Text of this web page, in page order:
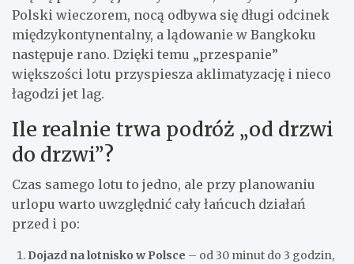
Polski wieczorem, nocą odbywa się długi odcinek
międzykontynentalny, a lądowanie w Bangkoku
następuje rano. Dzięki temu „przespanie”
większości lotu przyspiesza aklimatyzację i nieco
łagodzi jet lag.
Ile realnie trwa podróż „od drzwi
do drzwi”?
Czas samego lotu to jedno, ale przy planowaniu
urlopu warto uwzględnić cały łańcuch działań
przed i po:
Dojazd na lotnisko w Polsce – od 30 minut do 3 godzin,